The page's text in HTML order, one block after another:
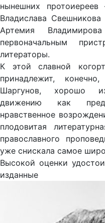
нынешних
Владислава
Артемия
первоначальным
литераторы.
К этой славной
принадлежит,
Шаргунов, хорошо
движению как
нравственное
плодовитая
православного
уже снискала самое
Высокой оценки
изданные